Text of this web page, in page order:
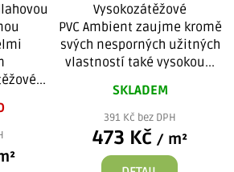
Vysokozátěžové
PVC Ambient zaujme kromě
svých nesporných užitných
vlastností také vysokou...
SKLADEM
391 Kč bez DPH
473 Kč / m²